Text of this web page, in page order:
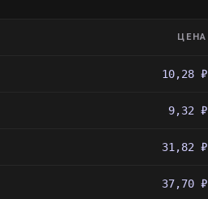
ЦЕНА
10,28 ₽
9,32 ₽
31,82 ₽
37,70 ₽